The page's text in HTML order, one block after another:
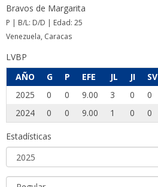
Bravos de Margarita
P | B/L: D/D | Edad: 25
Venezuela, Caracas
LVBP
AÑO
G P EFE JL JI SV
2025
0 0 9.00 3 0 0
2024
0 0 9.00 1 0 0
Estadísticas